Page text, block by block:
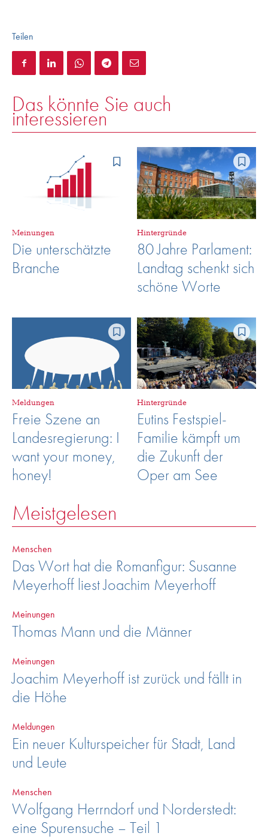
Teilen
Das könnte Sie auch
interessieren
Meinungen
Die unterschätzte
Branche
Hintergründe
80 Jahre Parlament:
Landtag schenkt sich
schöne Worte
Meldungen
Freie Szene an
Landesregierung: I
want your money,
honey!
Hintergründe
Eutins Festspiel-
Familie kämpft um
die Zukunft der
Oper am See
Meistgelesen
Menschen
Das Wort hat die Romanfigur: Susanne
Meyerhoff liest Joachim Meyerhoff
Meinungen
Thomas Mann und die Männer
Meinungen
Joachim Meyerhoff ist zurück und fällt in
die Höhe
Meldungen
Ein neuer Kulturspeicher für Stadt, Land
und Leute
Menschen
Wolfgang Herrndorf und Norderstedt:
eine Spurensuche – Teil 1